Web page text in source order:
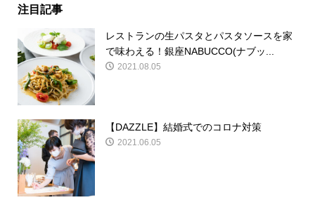
注目記事
レストランの生パスタとパスタソースを家
で味わえる！銀座NABUCCO(ナブッ...
2021.08.05
【DAZZLE】結婚式でのコロナ対策
2021.06.05